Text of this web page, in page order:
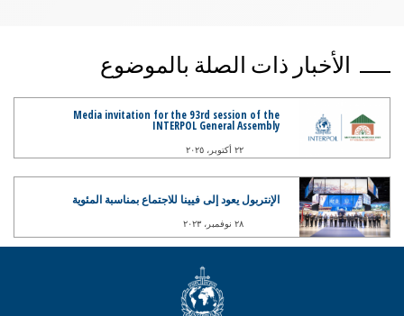
الأخبار ذات الصلة بالموضوع
Media invitation for the 93rd session of the
INTERPOL General Assembly
٢٢ أكتوبر، ٢٠٢٥
الإنتربول يعود إلى فيينا للاجتماع بمناسبة المئوية
٢٨ نوفمبر، ٢٠٢٣